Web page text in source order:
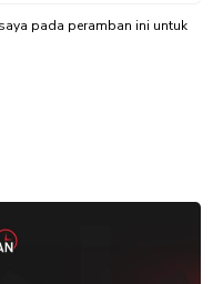
pada peramban ini untuk